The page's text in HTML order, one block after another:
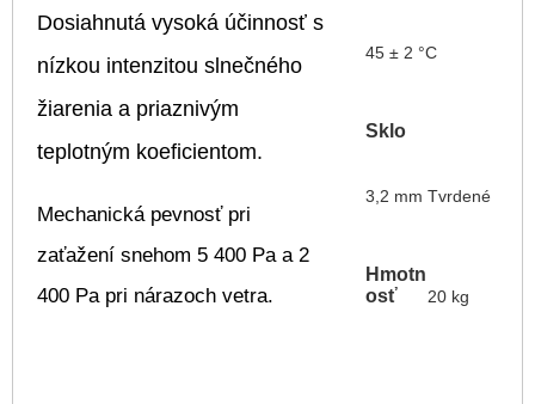
Dosiahnutá vysoká účinnosť s
nízkou intenzitou slnečného
žiarenia a priaznivým
teplotným koeficientom.
Mechanická pevnosť pri
zaťažení snehom 5 400 Pa a 2
400 Pa pri nárazoch vetra.
45 ± 2 °C
Sklo
3,2 mm Tvrdené
Hmotn
osť
20 kg